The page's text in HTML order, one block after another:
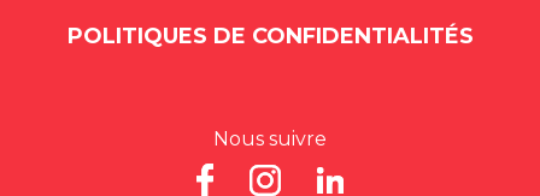
POLITIQUES DE CONFIDENTIALITÉS
Nous suivre